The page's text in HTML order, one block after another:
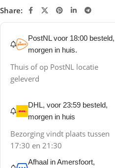
Share:
PostNL voor 18:00 besteld,
morgen in huis.
Thuis of op PostNL locatie
geleverd
DHL, voor 23:59 besteld,
morgen in huis
Bezorging vindt plaats tussen
17:30 en 21:30
Afhaal in Amersfoort,